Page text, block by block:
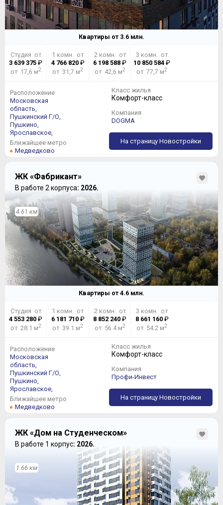
Квартиры от 3.6 млн.
Студия от
3 639 375 ₽
от 17,6 м2
1 комн. от
4 766 820₽
от 31,7 м2
2 комн. от
6 198 588 ₽
от 42,6 м2
3 комн. от
10 850 584 ₽
от 77,7 м2
Расположение
Московская
область,
Пушкинский Г/О,
Пушкино,
Ярославское,
Ближайшее метро
Медведково
Класс жилья
Комфорт-класс
Компания
DOGMA
На страницу Новостройки
ЖК «Фабрикант»
В работе 2 корпуса: 2026.
4.61 км
Квартиры от 4.6 млн.
Студия от
4 553 280 ₽
от 28.1 м2
1 комн. от
6 181 710₽
от 39.1 м2
2 комн. от
8 852 240 ₽
от 56.4 м2
3 комн. от
8 661 160₽
от 54.2 м2
Расположение
Московская
область,
Пушкинский Г/О,
Пушкино,
Ярославское,
Ближайшее метро
Медведково
Класс жилья
Комфорт-класс
Компания
Профи-Инвест
На страницу Новостройки
ЖК «Дом на Студенческом»
В работе 1 корпус: 2026.
1.66 км